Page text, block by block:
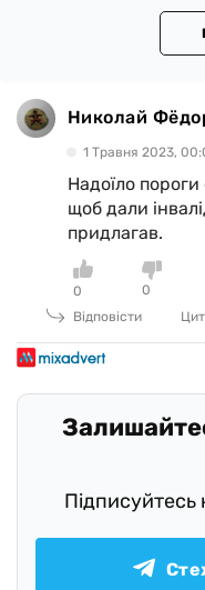
Николай
1 Травня 2023,
Надоїло
щоб дали
придлагав.
0
0
Відповісти